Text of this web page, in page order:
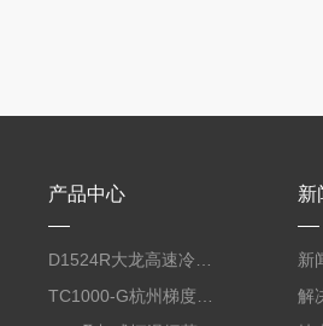
产品中心 新
新
解